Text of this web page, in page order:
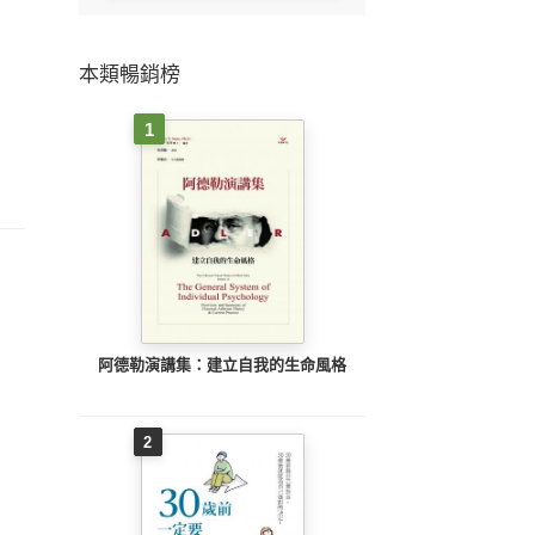
本類暢銷榜
1
阿德勒演講集：建立自我的生命風格
2